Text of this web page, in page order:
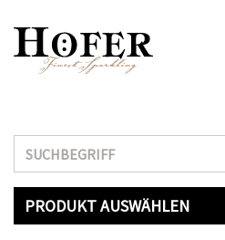
PRODUKT AUSWÄHLEN